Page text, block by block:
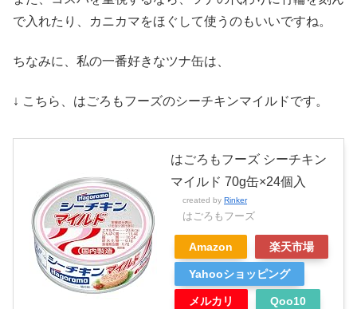
で入れたり、カニカマをほぐして使うのもいいですね。
ちなみに、私の一番好きなツナ缶は、
↓ こちら、はごろもフーズのシーチキンマイルドです。
はごろもフーズ シーチキン
マイルド 70g缶×24個入
created by Rinker
はごろもフーズ
Amazon 楽天市場
Yahooショッピング
メルカリ Qoo10